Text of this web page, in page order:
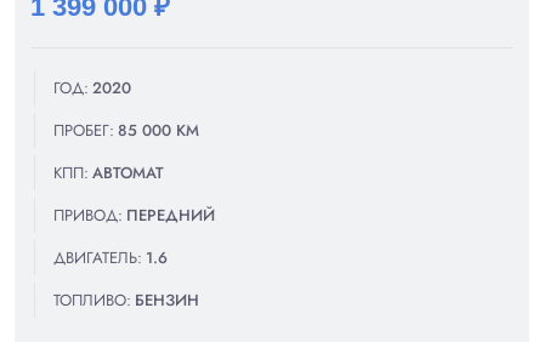
1 399 000 ₽
ГОД: 2020
ПРОБЕГ: 85 000 КМ
КПП: АВТОМАТ
ПРИВОД: ПЕРЕДНИЙ
ДВИГАТЕЛЬ: 1.6
ТОПЛИВО: БЕНЗИН